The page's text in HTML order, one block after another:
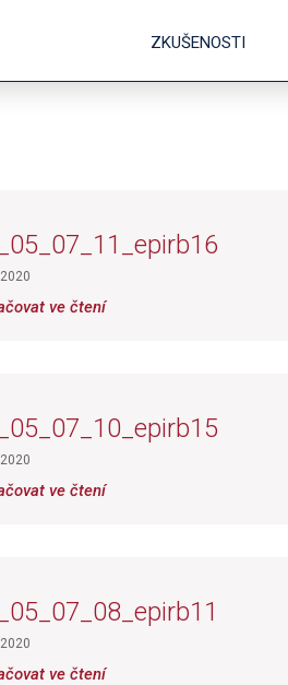
ZKUŠENOSTI
ve čtení
ve čtení
ve čtení